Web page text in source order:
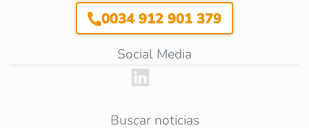
0034 912 901 379
Social Media
Buscar noticias